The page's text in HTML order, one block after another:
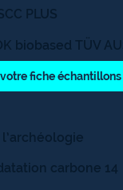
PLUS
biobased TÜV
fiche échantillons
carbone 14